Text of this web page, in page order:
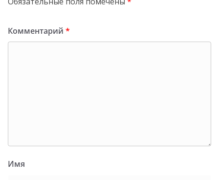
Комментарий *
Имя